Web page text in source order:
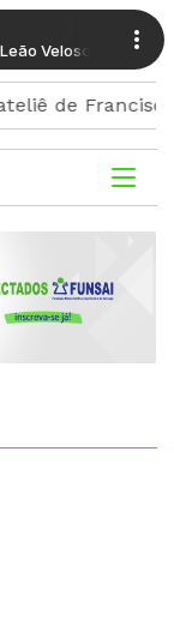
Veloso
Francisco